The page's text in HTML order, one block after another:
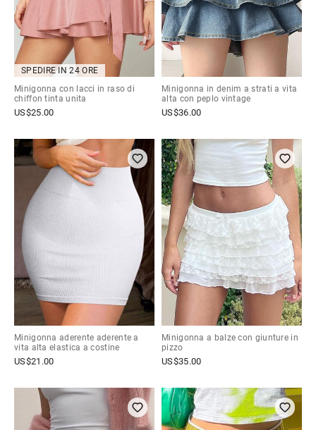
SPEDIRE IN 24 ORE
Minigonna con lacci in raso di
chiffon tinta unita
US$25.00
Minigonna in denim a strati a vita
alta con peplo vintage
US$36.00
Minigonna aderente aderente a
vita alta elastica a costine
US$21.00
Minigonna a balze con giunture in
pizzo
US$35.00